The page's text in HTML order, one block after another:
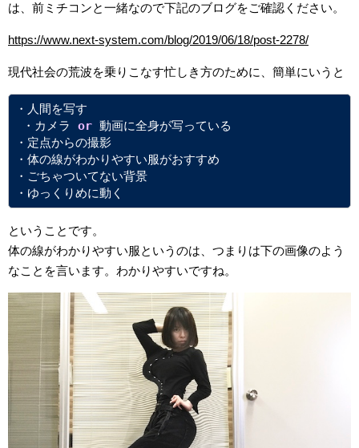
は、前ミチコンと一緒なので下記のブログをご確認ください。
https://www.next-system.com/blog/2019/06/18/post-2278/
現代社会の荒波を乗りこなす忙しき方のために、簡単にいうと
・人間を写す
・カメラ or 動画に全身が写っている
・定点からの撮影
・体の線がわかりやすい服がおすすめ
・ごちゃついてない背景
・ゆっくりめに動く
ということです。
体の線がわかりやすい服というのは、つまりは下の画像のよう
なことを言います。わかりやすいですね。